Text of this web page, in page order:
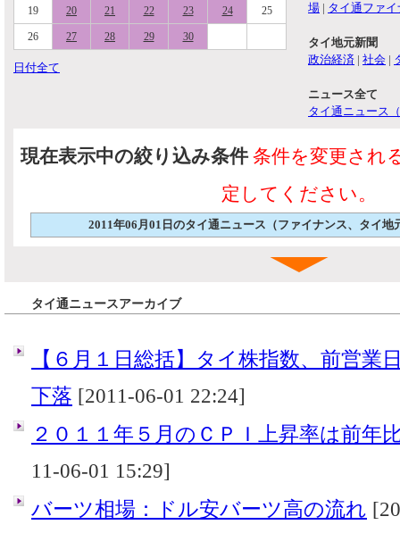
19 20 21 22 23 24 25
26 27 28 29 30
日付全て
場 | タイ通ファ
タイ地元新聞
政治経済 | 社会 |
ニュース全て
タイ通ニュース
現在表示中の絞り込み条件 条件を変更され
定してください。
2011年06月01日のタイ通ニュース（ファイナンス、タイ地
タイ通ニュースアーカイブ
【６月１日総括】タイ株指数、前営業
下落 [2011-06-01 22:24]
２０１１年５月のＣＰＩ上昇率は前年
11-06-01 15:29]
バーツ相場：ドル安バーツ高の流れ